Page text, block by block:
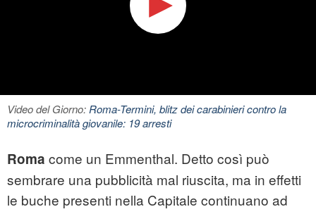
Video del Giorno:Roma-Termini, blitz dei carabinieri contro la
microcriminalità giovanile: 19 arresti
Roma come un Emmenthal. Detto così può
sembrare una pubblicità mal riuscita, ma in effetti
le buche presenti nella Capitale continuano ad